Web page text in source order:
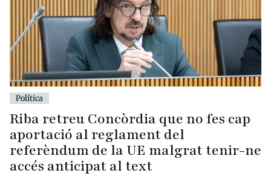
Política
Riba retreu Concòrdia que no fes cap
aportació al reglament del
referèndum de la UE malgrat tenir-ne
accés anticipat al text